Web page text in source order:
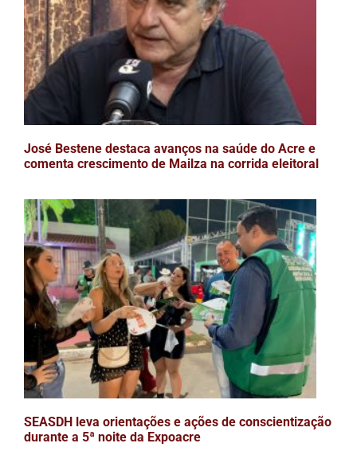
José Bestene destaca avanços na saúde do Acre e
comenta crescimento de Mailza na corrida eleitoral
SEASDH leva orientações e ações de conscientização
durante a 5ª noite da Expoacre